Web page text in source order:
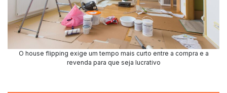
O house flipping exige um tempo mais curto entre a compra e a
revenda para que seja lucrativo